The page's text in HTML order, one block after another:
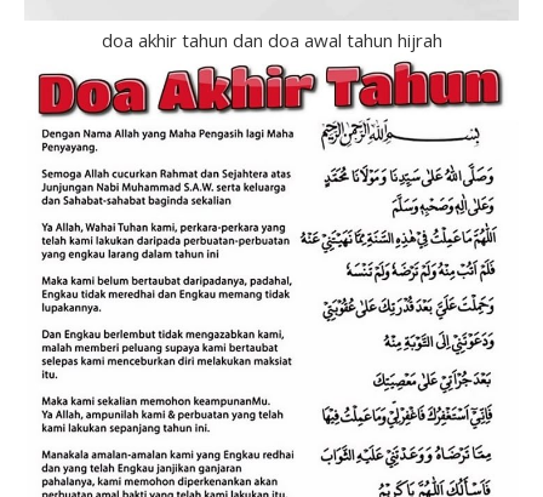
doa akhir tahun dan doa awal tahun hijrah